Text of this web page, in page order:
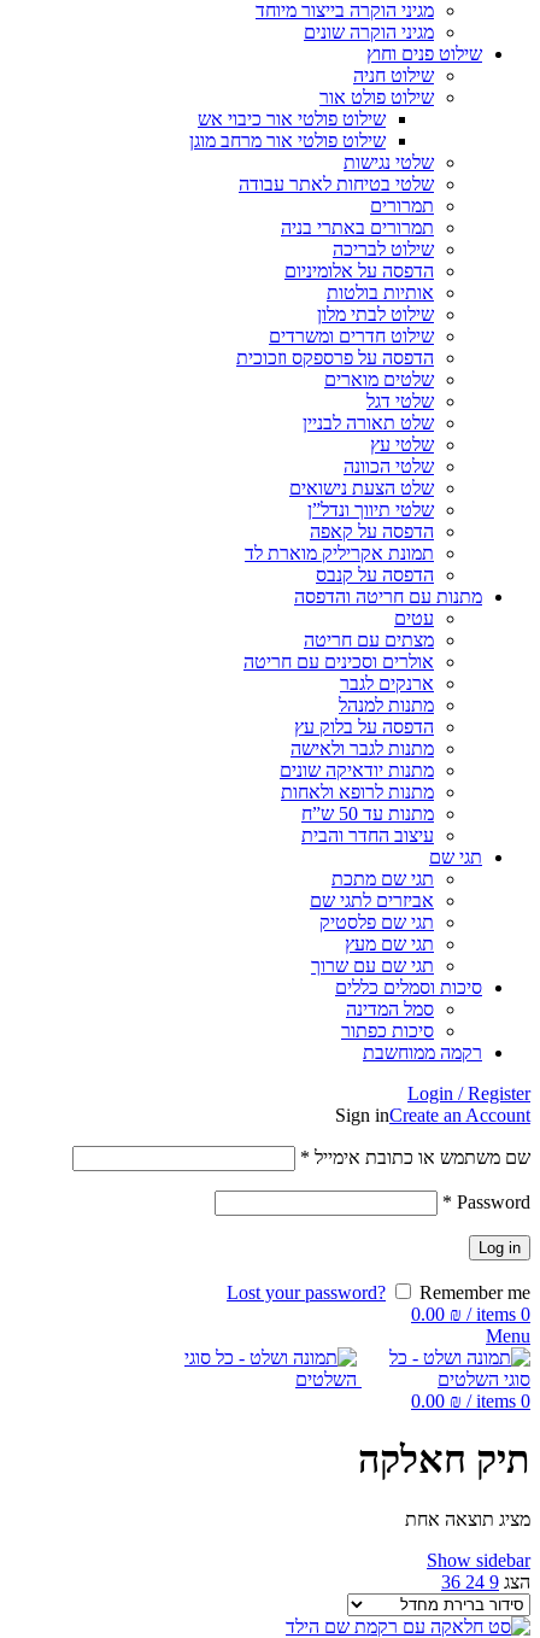
מגיני הוקרה בייצור מיוחד
מגיני הוקרה שונים
שילוט פנים וחוץ
שילוט חניה
שילוט פולט אור
שילוט פולטי אור כיבוי אש
שילוט פולטי אור מרחב מוגן
שלטי נגישות
שלטי בטיחות לאתר עבודה
תמרורים
תמרורים באתרי בניה
שילוט לבריכה
הדפסה על אלומיניום
אותיות בולטות
שילוט לבתי מלון
שילוט חדרים ומשרדים
הדפסה על פרספקס וזכוכית
שלטים מוארים
שלטי דגל
שלט תאורה לבניין
שלטי עץ
שלטי הכוונה
שלט הצעת נישואים
שלטי תיווך ונדל”ן
הדפסה על קאפה
תמונת אקריליק מוארת לד
הדפסה על קנבס
מתנות עם חריטה והדפסה
עטים
מצתים עם חריטה
אולרים וסכינים עם חריטה
ארנקים לגבר
מתנות למנהל
הדפסה על בלוק עץ
מתנות לגבר ולאישה
מתנות יודאיקה שונים
מתנות לרופא ולאחות
מתנות עד 50 ש”ח
עיצוב החדר והבית
תגי שם
תגי שם מתכת
אביזרים לתגי שם
תגי שם פלסטיק
תגי שם מעץ
תגי שם עם שרוך
סיכות וסמלים כללים
סמל המדינה
סיכות כפתור
רקמה ממוחשבת
Login / Register
Sign inCreate an Account
שם משתמש או כתובת אימייל *
Password
*
Log in
Lost your password?
Remember me
0
items
/
0.00 ₪
Menu
0
items
/
0.00 ₪
תיק חאלקה
מציג תוצאה אחת
Show sidebar
הצג 9
24
36